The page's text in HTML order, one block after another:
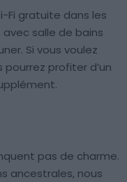
Fi gratuite dans les
salle de bains
Si vous voulez
profiter d’un
pas de charme.
ancestrales, nous